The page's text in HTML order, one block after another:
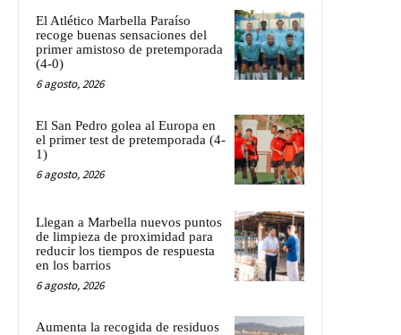
El Atlético Marbella Paraíso
recoge buenas sensaciones del
primer amistoso de pretemporada
(4-0)
6 agosto, 2026
El San Pedro golea al Europa en
el primer test de pretemporada (4-
1)
6 agosto, 2026
Llegan a Marbella nuevos puntos
de limpieza de proximidad para
reducir los tiempos de respuesta
en los barrios
6 agosto, 2026
Aumenta la recogida de residuos